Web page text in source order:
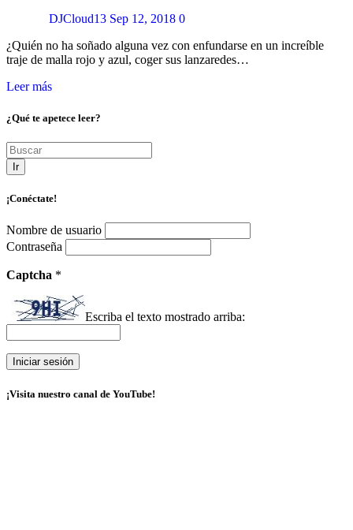
DJCloud13 Sep 12, 2018 0
¿Quién no ha soñado alguna vez con enfundarse en un increíble
traje de malla rojo y azul, coger sus lanzaredes…
Leer más
¿Qué te apetece leer?
Ir
¡Conéctate!
Nombre de usuario
Contraseña
Captcha *
Escriba el texto mostrado arriba:
¡Visita nuestro canal de YouTube!